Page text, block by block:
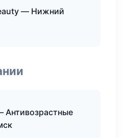
— Нижний
Антивозрастные